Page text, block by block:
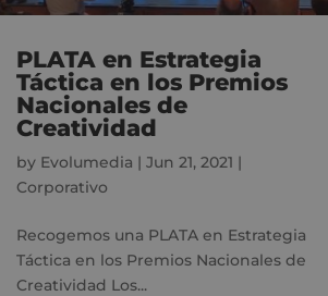
PLATA en Estrategia
Táctica en los Premios
Nacionales de
Creatividad
by Evolumedia | Jun 21, 2021 |
Corporativo
Recogemos una PLATA en Estrategia
Táctica en los Premios Nacionales de
Creatividad Los...